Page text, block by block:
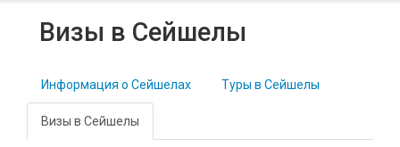
Визы в Сейшелы
Информация о Сейшелах Туры в Сейшелы
Визы в Сейшелы